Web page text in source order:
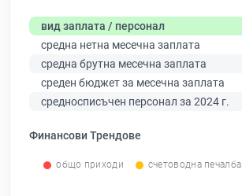
вид заплата / персонал
средна нетна месечна заплата
средна брутна месечна заплата
среден бюджет за месечна заплата
средносписъчен персонал за 2024 г.
Финансови Трендове
общо приходи счетоводна печалба